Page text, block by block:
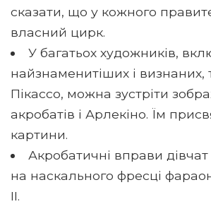
сказати, що у кожного
власний цирк.
У багатьох художників,
найзнаменитіших і визнаних,
Пікассо, можна зустріти
акробатів і Арлекіно. Їм
картини.
Акробатичні вправи
на наскального фресці
II.